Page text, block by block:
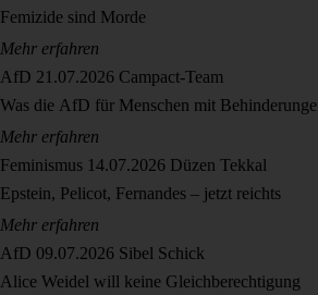
Femizide sind Morde
Mehr erfahren
AfD 21.07.2026 Campact-Team
Was die AfD für Menschen mit
Mehr erfahren
Feminismus 14.07.2026 Düzen Tekkal
Epstein, Pelicot, Fernandes – jetzt reichts
Mehr erfahren
AfD 09.07.2026 Sibel Schick
Alice Weidel will keine Gleichberechtigung